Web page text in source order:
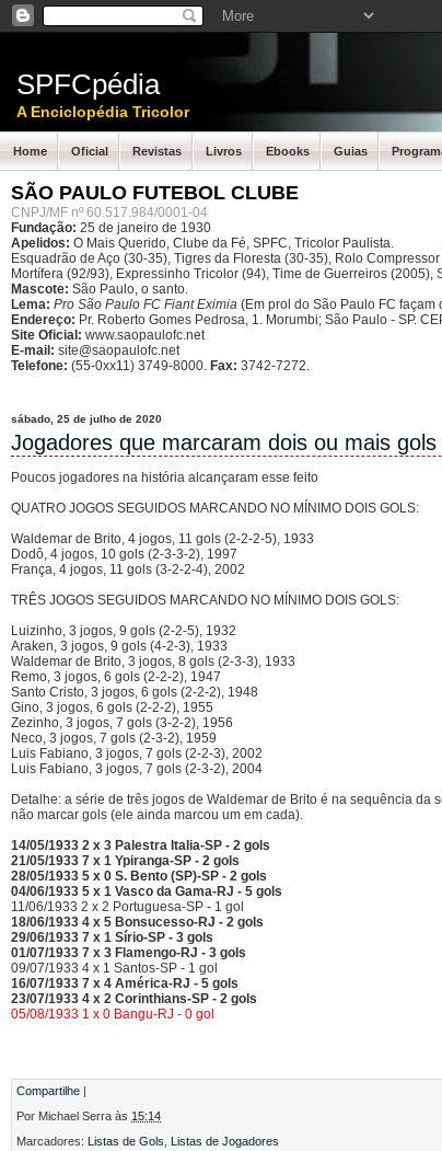
SPFCpédia
A Enciclopédia Tricolor
Home Oficial Revistas Livros Ebooks Guias
SÃO PAULO FUTEBOL CLUBE
CNPJ/MF nº 60.517.984/0001-04
Fundação: 25 de janeiro de 1930
Apelidos: O Mais Querido, Clube da Fé, SPFC, Tricolor Paulista.
Esquadrão de Aço (30-35), Tigres da Floresta (30-35), Rolo
Mortífera (92/93), Expressinho Tricolor (94), Time de Guerreiros
Mascote: São Paulo, o santo.
Lema: Pro São Paulo FC Fiant Eximia (Em prol do São Paulo FC façam
Endereço: Pr. Roberto Gomes Pedrosa, 1. Morumbi; São Paulo - SP.
Site Oficial: www.saopaulofc.net
E-mail: site@saopaulofc.net
Telefone: (55-0xx11) 3749-8000. Fax: 3742-7272.
sábado, 25 de julho de 2020
Jogadores que marcaram dois ou mais
Poucos jogadores na história alcançaram esse feito
QUATRO JOGOS SEGUIDOS MARCANDO NO MÍNIMO DOIS GOLS:
Waldemar de Brito, 4 jogos, 11 gols (2-2-2-5), 1933
Dodô, 4 jogos, 10 gols (2-3-3-2), 1997
França, 4 jogos, 11 gols (3-2-2-4), 2002
TRÊS JOGOS SEGUIDOS MARCANDO NO MÍNIMO DOIS GOLS:
Luizinho, 3 jogos, 9 gols (2-2-5), 1932
Araken, 3 jogos, 9 gols (4-2-3), 1933
Waldemar de Brito, 3 jogos, 8 gols (2-3-3), 1933
Remo, 3 jogos, 6 gols (2-2-2), 1947
Santo Cristo, 3 jogos, 6 gols (2-2-2), 1948
Gino, 3 jogos, 6 gols (2-2-2), 1955
Zezinho, 3 jogos, 7 gols (3-2-2), 1956
Neco, 3 jogos, 7 gols (2-3-2), 1959
Luis Fabiano, 3 jogos, 7 gols (2-2-3), 2002
Luis Fabiano, 3 jogos, 7 gols (2-3-2), 2004
Detalhe: a série de três jogos de Waldemar de Brito é na sequência
não marcar gols (ele ainda marcou um em cada).
14/05/1933 2 x 3 Palestra Italia-SP - 2 gols
21/05/1933 7 x 1 Ypiranga-SP - 2 gols
28/05/1933 5 x 0 S. Bento (SP)-SP - 2 gols
04/06/1933 5 x 1 Vasco da Gama-RJ - 5 gols
11/06/1933 2 x 2 Portuguesa-SP - 1 gol
18/06/1933 4 x 5 Bonsucesso-RJ - 2 gols
29/06/1933 7 x 1 Sírio-SP - 3 gols
01/07/1933 7 x 3 Flamengo-RJ - 3 gols
09/07/1933 4 x 1 Santos-SP - 1 gol
16/07/1933 7 x 4 América-RJ - 5 gols
23/07/1933 4 x 2 Corinthians-SP - 2 gols
05/08/1933 1 x 0 Bangu-RJ - 0 gol
Compartilhe |
Por Michael Serra às 15:14
Marcadores: Listas de Gols Listas de Jogadores